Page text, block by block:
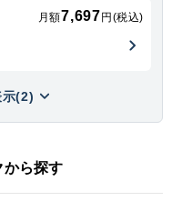
月額7,697 円(税込)
示(2)
から探す